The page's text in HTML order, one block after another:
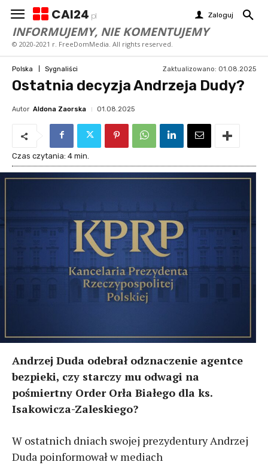
CAI24 pl Zaloguj
INFORMUJEMY, NIE KOMENTUJEMY
© 2020-2021 r. FreeDomMedia. All rights reserved.
Polska Sygnaliści Zaktualizowano: 01.08.2025
Ostatnia decyzja Andrzeja Dudy?
Autor Aldona Zaorska 01.08.2025
Czas czytania: 4 min.
Andrzej Duda odebrał odznaczenie agentce
bezpieki, czy starczy mu odwagi na
pośmiertny Order Orła Białego dla ks.
Isakowicza-Zaleskiego?
W ostatnich dniach swojej prezydentury Andrzej
Duda poinformował w mediach